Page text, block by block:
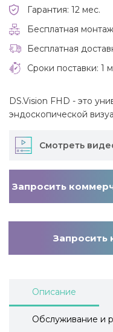
Гарантия: 12 мес.
Бесплатная
Бесплатная
Сроки поставки: 1
DS.Vision FHD - это
эндоскопической
Смотреть
Запросить
Запросить
Описание
Обслуживание и